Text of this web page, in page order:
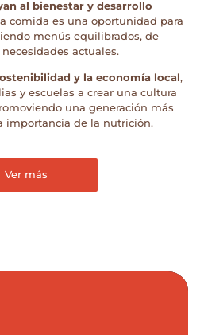
al bienestar y desarrollo
comida es una oportunidad para
menús equilibrados, de
actuales.
y la economía local,
y escuelas a crear una cultura
una generación más
importancia de la nutrición.
Ver más